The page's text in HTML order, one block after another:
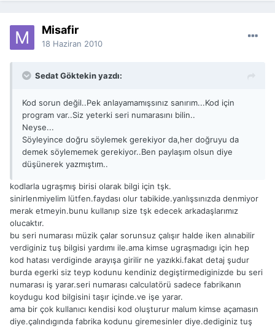
Misafir
18 Haziran 2010
Sedat Göktekin yazdı:
Kod sorun değil..Pek anlayamamışsınız sanırım...Kod için
program var..Siz yeterki seri numarasını bilin..
Neyse...
Söyleyince doğru söylemek gerekiyor da,her doğruyu da
demek söylememek gerekiyor..Ben paylaşım olsun diye
düşünerek yazmıştım..
kodlarla ugraşmış birisi olarak bilgi için tşk.
sinirlenmiyelim lütfen.faydası olur tabikide.yanlışsınızda denmiyor
merak etmeyin.bunu kullanıp size tşk edecek arkadaşlarımız
olucaktır.
bu seri numarası müzik çalar sorunsuz çalışır halde iken alınabilir
verdiginiz tuş bilgisi yardımı ile.ama kimse ugraşmadıgı için hep
kod hatası verdiginde arayışa girilir ne yazıkki.fakat detaj şudur
burda egerki siz teyp kodunu kendiniz degiştirmediginizde bu seri
numarası iş yarar.seri numarası calculatörü sadece fabrikanın
koydugu kod bilgisini taşır içinde.ve işe yarar.
ama bir çok kullanıcı kendisi kod oluşturur malum kimse açamasın
diye.çalındıgında fabrika kodunu giremesinler diye.dediginiz tuş